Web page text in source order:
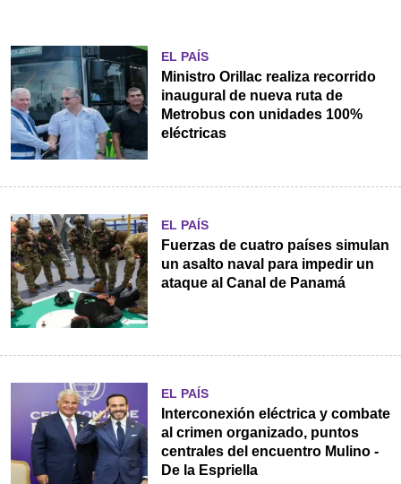
EL PAÍS
Ministro Orillac realiza recorrido
inaugural de nueva ruta de
Metrobus con unidades 100%
eléctricas
EL PAÍS
Fuerzas de cuatro países simulan
un asalto naval para impedir un
ataque al Canal de Panamá
EL PAÍS
Interconexión eléctrica y combate
al crimen organizado, puntos
centrales del encuentro Mulino -
De la Espriella